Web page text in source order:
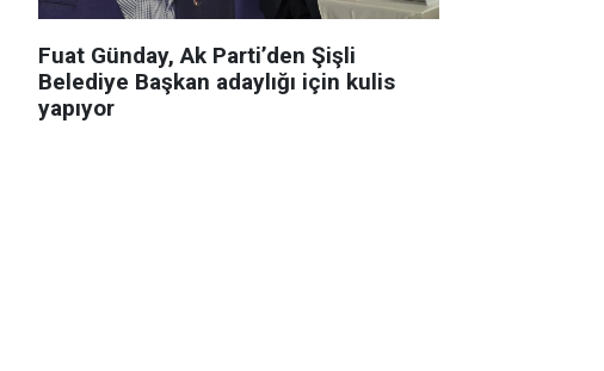
Fuat Günday, Ak Parti’den Şişli
Belediye Başkan adaylığı için kulis
yapıyor